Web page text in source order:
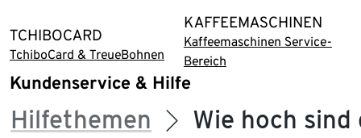
TCHIBOCARD
TchiboCard & TreueBohnen
KAFFEEMASCHINEN
Kaffeemaschinen Service-
Bereich
Kundenservice & Hilfe
Hilfethemen Wie hoch